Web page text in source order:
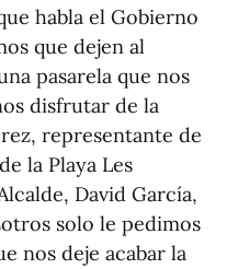
habla el Gobierno
que dejen al
pasarela que nos
disfrutar de la
representante de
la Playa Les
David García,
solo le pedimos
nos deje acabar la